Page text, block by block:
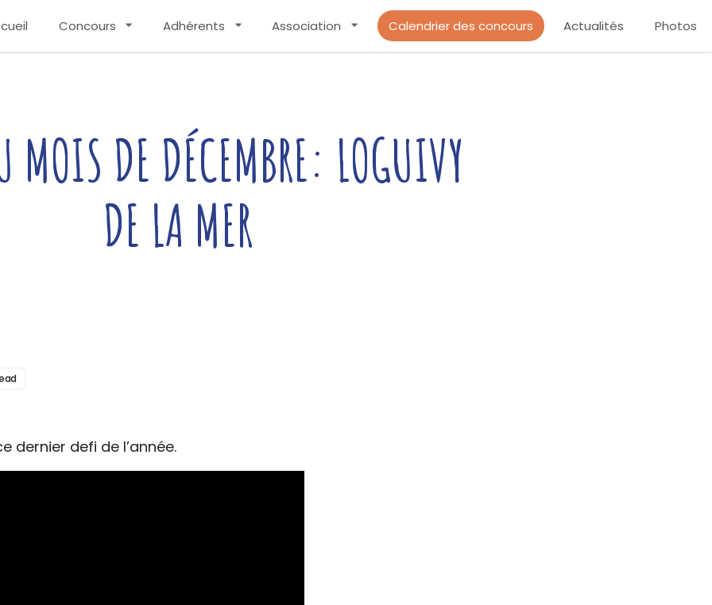
Concours Adhérents Association Calendrier des concours Actualités Photos
MOIS DE DÉCEMBRE: LOGUIVY
DE LA MER
dernier defi de l’année.